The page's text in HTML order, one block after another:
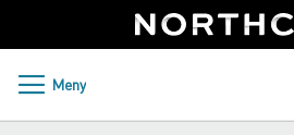
to
Content
Sweden
PRODUKTER OCH LÖSNINGAR
Meny